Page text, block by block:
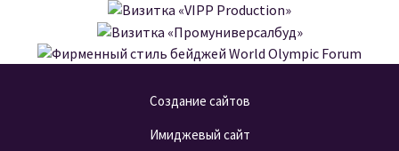
Визитка «VIPP Production»
Визитка «Промуниверсалбуд»
Фирменный стиль бейджей World
Olympians Forum
ПОДРОБНЕЕ
Создание сайтов
Имиджевый сайт